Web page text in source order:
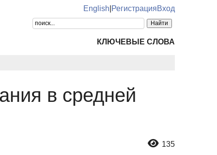
English РегистрацияВход
КЛЮЧЕВЫЕ СЛОВА
в средней
135